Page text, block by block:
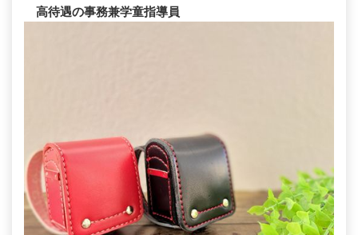
高待遇の事務兼学童指導員